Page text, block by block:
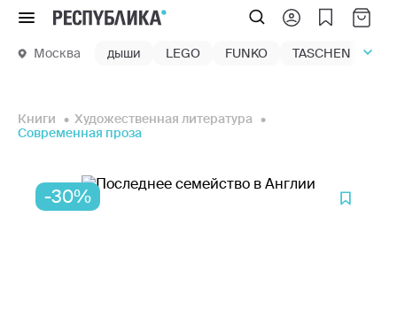
Меню
Москва дыши LEGO FUNKO TASCHEN
Книги
Художественная литература
Современная проза
-30%